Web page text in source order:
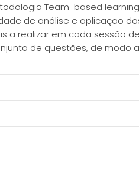
Team-based
de análise e aplicação
realizar em cada sessão
de questões, de modo